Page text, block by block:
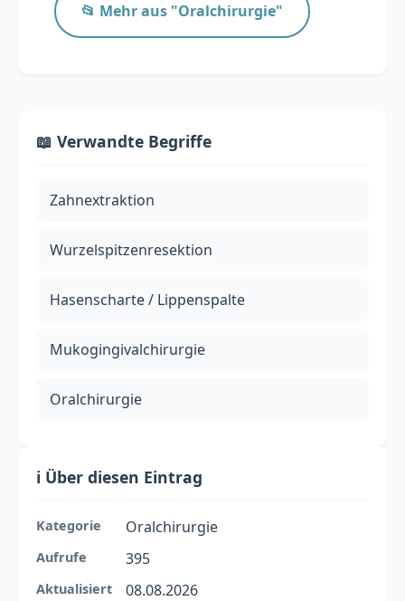
📂 Mehr aus "Oralchirurgie"
📖 Verwandte Begriffe
Zahnextraktion
Wurzelspitzenresektion
Hasenscharte / Lippenspalte
Mukogingivalchirurgie
Oralchirurgie
ℹ️ Über diesen Eintrag
Kategorie Oralchirurgie
Aufrufe 395
Aktualisiert 08.08.2026